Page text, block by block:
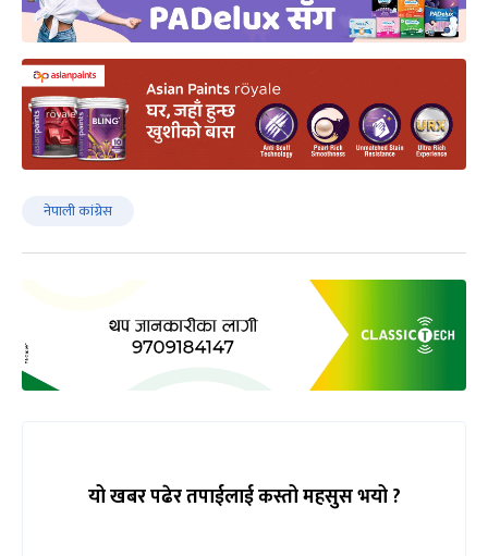
नेपाली कांग्रेस
यो खबर पढेर तपाईलाई कस्तो महसुस भयो ?